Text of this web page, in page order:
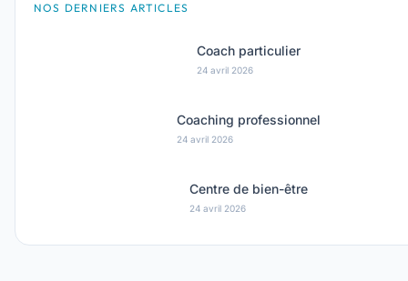
NOS DERNIERS ARTICLES
Coach particulier
24 avril 2026
Coaching professionnel
24 avril 2026
Centre de bien-être
24 avril 2026